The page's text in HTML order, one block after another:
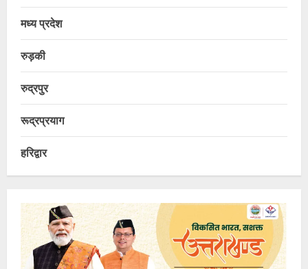
मध्य प्रदेश
रुड़की
रुद्रपुर
रूद्रप्रयाग
हरिद्वार